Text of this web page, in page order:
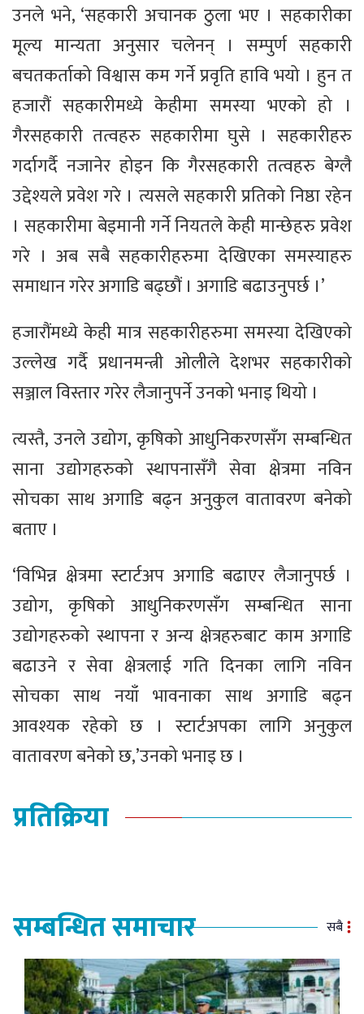
उनले भने, ‘सहकारी अचानक ठुला भए । सहकारीका
मूल्य मान्यता अनुसार चलेनन् । सम्पुर्ण सहकारी
बचतकर्ताको विश्वास कम गर्ने प्रवृति हावि भयो । हुन त
हजारौं सहकारीमध्ये केहीमा समस्या भएको हो ।
गैरसहकारी तत्वहरु सहकारीमा घुसे । सहकारीहरु
गर्दागर्दै नजानेर होइन कि गैरसहकारी तत्वहरु बेग्लै
उद्देश्यले प्रवेश गरे । त्यसले सहकारी प्रतिको निष्ठा रहेन
। सहकारीमा बेइमानी गर्ने नियतले केही मान्छेहरु प्रवेश
गरे । अब सबै सहकारीहरुमा देखिएका समस्याहरु
समाधान गरेर अगाडि बढ्छौं । अगाडि बढाउनुपर्छ ।’
हजारौंमध्ये केही मात्र सहकारीहरुमा समस्या देखिएको
उल्लेख गर्दै प्रधानमन्त्री ओलीले देशभर सहकारीको
सञ्जाल विस्तार गरेर लैजानुपर्ने उनको भनाइ थियो ।
त्यस्तै, उनले उद्योग, कृषिको आधुनिकरणसँग सम्बन्धित
साना उद्योगहरुको स्थापनासँगै सेवा क्षेत्रमा नविन
सोचका साथ अगाडि बढ्न अनुकुल वातावरण बनेको
बताए ।
‘विभिन्न क्षेत्रमा स्टार्टअप अगाडि बढाएर लैजानुपर्छ ।
उद्योग, कृषिको आधुनिकरणसँग सम्बन्धित साना
उद्योगहरुको स्थापना र अन्य क्षेत्रहरुबाट काम अगाडि
बढाउने र सेवा क्षेत्रलाई गति दिनका लागि नविन
सोचका साथ नयाँ भावनाका साथ अगाडि बढ्न
आवश्यक रहेको छ । स्टार्टअपका लागि अनुकुल
वातावरण बनेको छ,’उनको भनाइ छ ।
प्रतिक्रिया
सम्बन्धित समाचार सबै